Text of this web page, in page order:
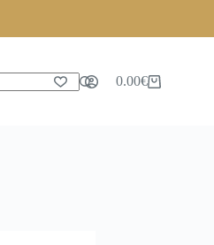
Panier
0.00€